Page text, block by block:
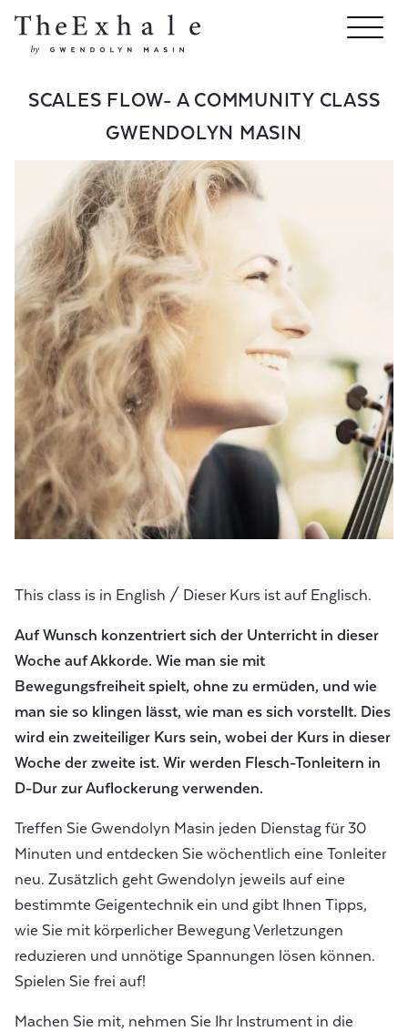
SCALES FLOW- A COMMUNITY CLASS
GWENDOLYN MASIN
This class is in English / Dieser Kurs ist auf Englisch.
Auf Wunsch konzentriert sich der Unterricht in dieser
Woche auf Akkorde. Wie man sie mit
Bewegungsfreiheit spielt, ohne zu ermüden, und wie
man sie so klingen lässt, wie man es sich vorstellt. Dies
wird ein zweiteiliger Kurs sein, wobei der Kurs in dieser
Woche der zweite ist. Wir werden Flesch-Tonleitern in
D-Dur zur Auflockerung verwenden.
Treffen Sie Gwendolyn Masin jeden Dienstag für 30
Minuten und entdecken Sie wöchentlich eine Tonleiter
neu. Zusätzlich geht Gwendolyn jeweils auf eine
bestimmte Geigentechnik ein und gibt Ihnen Tipps,
wie Sie mit körperlicher Bewegung Verletzungen
reduzieren und unnötige Spannungen lösen können.
Spielen Sie frei auf!
Machen Sie mit, nehmen Sie Ihr Instrument in die